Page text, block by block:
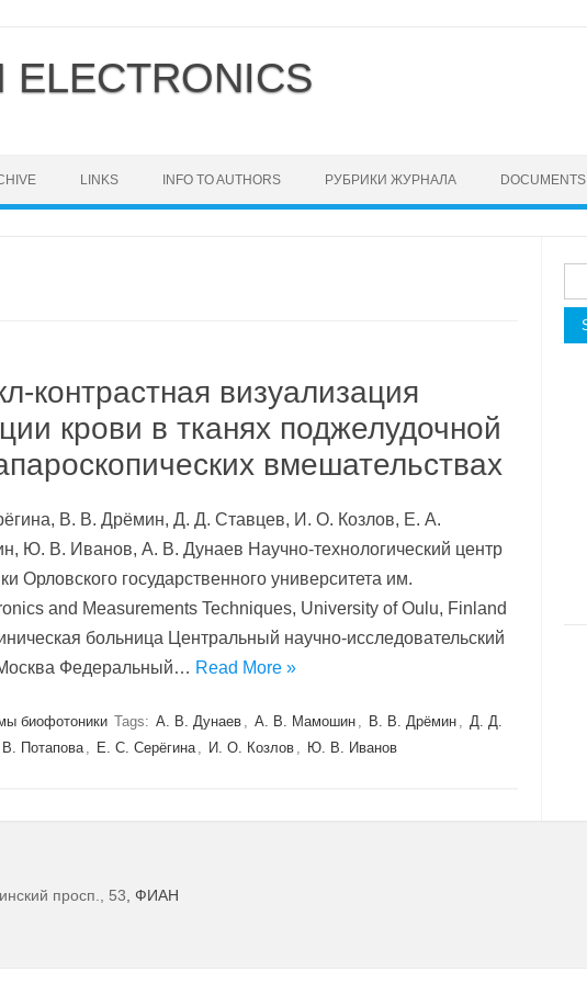
ELECTRONICS
LINKS INFO TO AUTHORS РУБРИКИ ЖУРНАЛА DOCUMENTS
контрастная визуализация
крови в тканях поджелудочной
вмешательствах
В. В. Дрёмин, Д. Д. Ставцев, И. О. Козлов, Е. А.
Ю. В. Иванов, А. В. Дунаев Научно-технологический центр
Орловского государственного университета им.
and Measurements Techniques, University of Oulu, Finland
больница Центральный научно-исследовательский
Москва Федеральный… Read More »
биофотоники Tags: А. В. Дунаев , А. В. Мамошин , В. В. Дрёмин , Д. Д.
Потапова , Е. С. Серёгина , И. О. Козлов , Ю. В. Иванов
for:
просп., 53 , ФИАН